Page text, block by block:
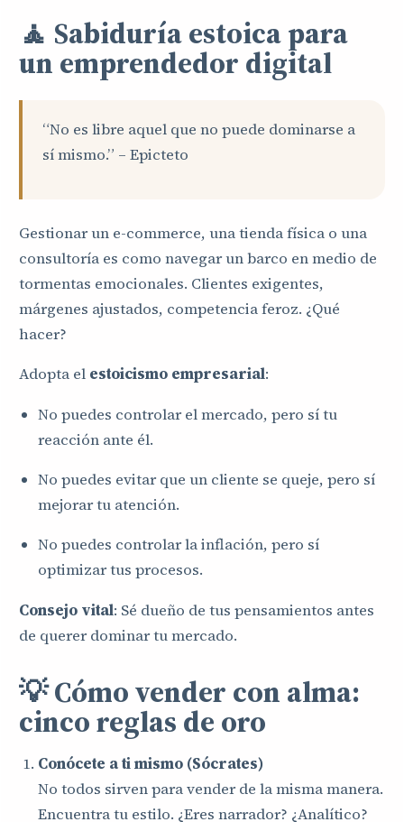
🧘 Sabiduría estoica para
un emprendedor digital
“No es libre aquel que no puede dominarse a
sí mismo.” – Epicteto
Gestionar un e-commerce, una tienda física o una
consultoría es como navegar un barco en medio de
tormentas emocionales. Clientes exigentes,
márgenes ajustados, competencia feroz. ¿Qué
hacer?
Adopta el estoicismo empresarial:
No puedes controlar el mercado, pero sí tu
reacción ante él.
No puedes evitar que un cliente se queje, pero sí
mejorar tu atención.
No puedes controlar la inflación, pero sí
optimizar tus procesos.
Consejo vital: Sé dueño de tus pensamientos antes
de querer dominar tu mercado.
💡 Cómo vender con alma:
cinco reglas de oro
Conócete a ti mismo (Sócrates)
No todos sirven para vender de la misma manera.
Encuentra tu estilo. ¿Eres narrador? ¿Analítico?